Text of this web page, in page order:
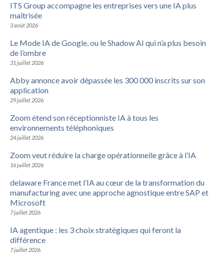
ITS Group accompagne les entreprises vers une IA plus
maîtrisée
3 août 2026
Le Mode IA de Google, ou le Shadow AI qui n’a plus besoin
de l’ombre
31 juillet 2026
Abby annonce avoir dépassée les 300 000 inscrits sur son
application
29 juillet 2026
Zoom étend son réceptionniste IA à tous les
environnements téléphoniques
24 juillet 2026
Zoom veut réduire la charge opérationnelle grâce à l’IA
16 juillet 2026
delaware France met l’IA au cœur de la transformation du
manufacturing avec une approche agnostique entre SAP et
Microsoft
7 juillet 2026
IA agentique : les 3 choix stratégiques qui feront la
différence
7 juillet 2026